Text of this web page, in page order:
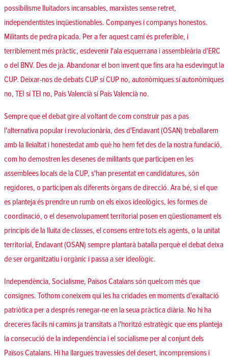
possibilisme lluitadors incansables, marxistes sense retret,
independentistes inqüestionables. Companyes i companys honestos.
Militants de pedra picada. Per a fer aquest camí és preferible, i
terriblement més pràctic, esdevenir l'ala esquerrana i assembleària d'ERC
o del BNV. Des de ja. Abandonar el bon invent que fins ara ha esdevingut la
CUP. Deixar-nos de debats CUP sí CUP no, autonòmiques sí autonòmiques
no, TEI sí TEI no, País Valencià sí País Valencià no.
Sempre que el debat gire al voltant de com construir pas a pas
l'alternativa popular i revolucionària, des d'Endavant (OSAN) treballarem
amb la lleialtat i honestedat amb què ho hem fet des de la nostra fundació,
com ho demostren les desenes de militants que participen en les
assemblees locals de la CUP, s'han presentat en candidatures, són
regidores, o participen als diferents òrgans de direcció. Ara bé, si el que
es planteja és prendre un rumb on els eixos ideològics, les formes de
coordinació, o el desenvolupament territorial posen en qüestionament els
principis de la lluita de classes, el consens entre tots els agents, o la unitat
territorial, Endavant (OSAN) sempre plantarà batalla perquè el debat deixa
de ser organitzatiu i orgànic i passa a ser ideològic.
Independència, Socialisme, Països Catalans són quelcom més que
consignes. Tothom coneixem qui les ha cridades en moments d'exaltació
patriòtica per a després renegar-ne en la seua pràctica diària. No hi ha
dreceres fàcils ni camins ja transitats a l'horitzó estratègic que ens planteja
la consecució de la independència i el socialisme per al conjunt dels
Països Catalans. Hi ha llargues travessies del desert, incomprensions i